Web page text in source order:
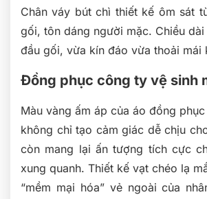
Chân váy bút chì thiết kế ôm sát
gối, tôn dáng người mặc. Chiều
đầu gối, vừa kín đáo vừa thoải mái
Đồng phục công ty vệ sinh
Màu vàng ấm áp của áo đồng
không chỉ tạo cảm giác dễ chịu
còn mang lại ấn tượng tích cực
xung quanh. Thiết kế vạt chéo lạ
“mềm mại hóa” vẻ ngoài của